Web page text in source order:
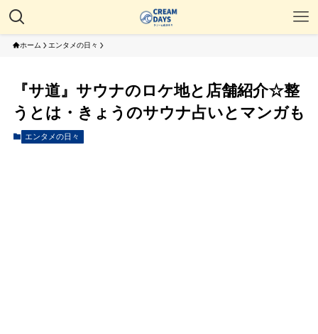
ホーム エンタメの日々
『サ道』サウナのロケ地と店舗紹介☆整
うとは・きょうのサウナ占いとマンガも
エンタメの日々